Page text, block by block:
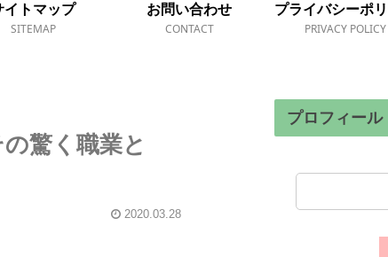
イトマップ
SITEMAP
お問い合わせ
CONTACT
プライバシーポ
PRIVACY POLICY
驚く職業と
2020.03.28
プロフィール